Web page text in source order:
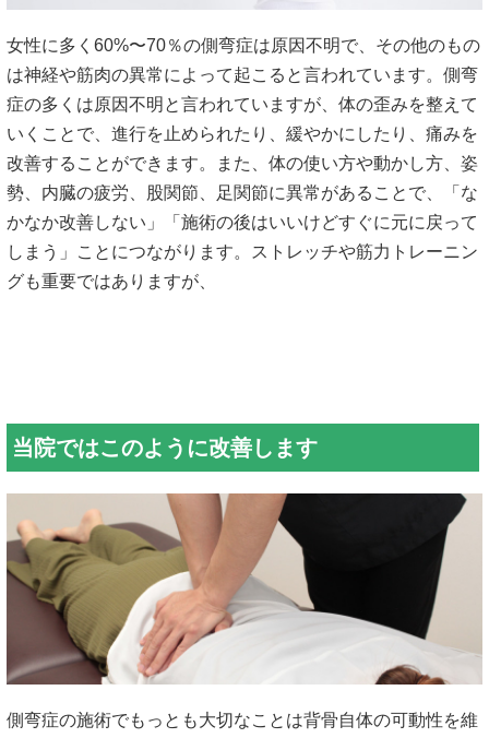
女性に多く60%〜70％の側弯症は原因不明で、その他のもの
は神経や筋肉の異常によって起こると言われています。側弯
症の多くは原因不明と言われていますが、体の歪みを整えて
いくことで、進行を止められたり、緩やかにしたり、痛みを
改善することができます。また、体の使い方や動かし方、姿
勢、内臓の疲労、股関節、足関節に異常があることで、「な
かなか改善しない」「施術の後はいいけどすぐに元に戻って
しまう」ことにつながります。ストレッチや筋力トレーニン
グも重要ではありますが、
当院ではこのように改善します
側弯症の施術でもっとも大切なことは背骨自体の可動性を維